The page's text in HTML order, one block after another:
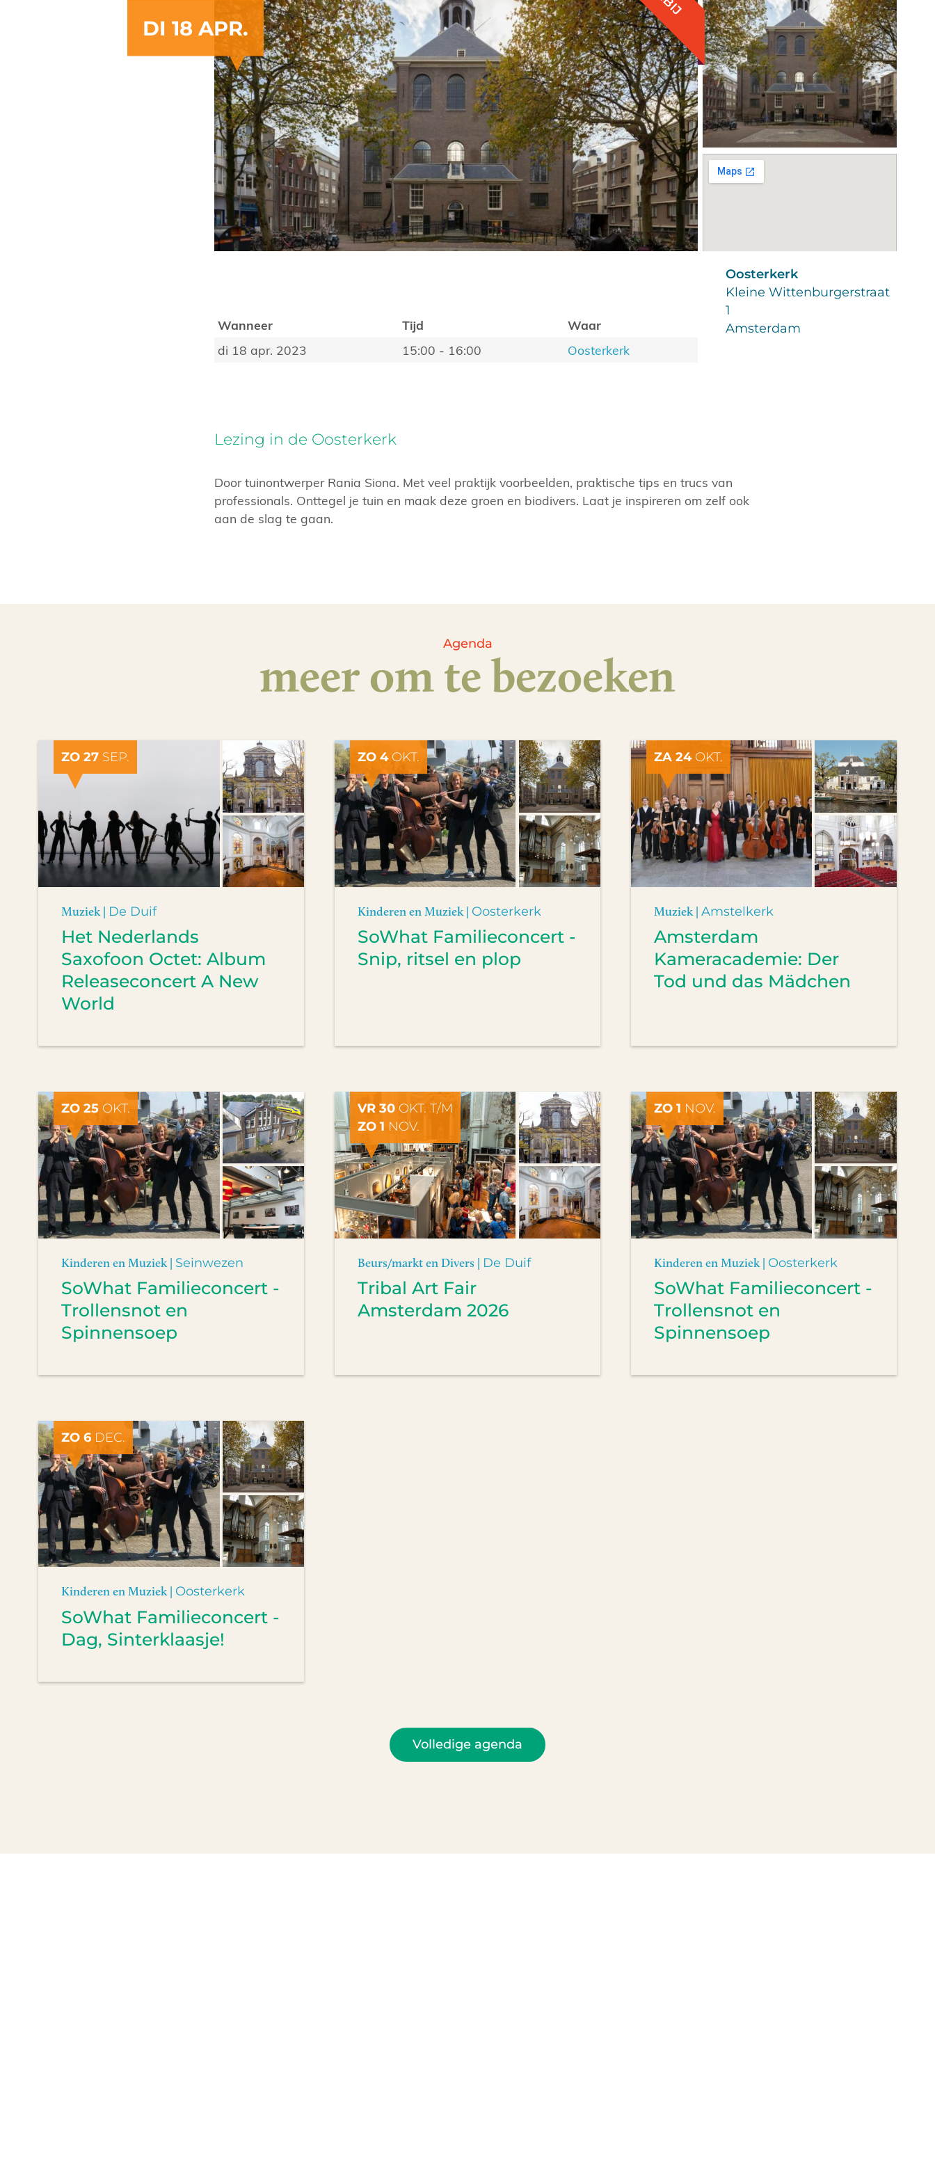
DI 18 APR.
Wanneer Tijd
Waar
di 18 apr. 2023
15:00 - 16:00 Oosterkerk
Oosterkerk
Kleine Wittenburgerstraat
1
Amsterdam
Lezing in de Oosterkerk
Door tuinontwerper Rania Siona. Met veel praktijk voorbeelden, praktische tips en trucs van
professionals. Onttegel je tuin en maak deze groen en biodivers. Laat je inspireren om zelf ook
aan de slag te gaan.
Agenda
meer om te bezoeken
ZO 27 SEP.
Muziek | De Duif
Het Nederlands
Saxofoon Octet: Album
Releaseconcert A New
World
ZO 4OKT.
Kinderen en Muziek | Oosterkerk
SoWhat Familieconcert -
Snip, ritsel en plop
ZA 24OKT.
Muziek | Amstelkerk
Amsterdam
Kameracademie: Der
Tod und das Mädchen
ZO 25 OKT.
Kinderen en Muziek | Seinwezen
SoWhat Familieconcert -
Trollensnot en
Spinnensoep
VR 30OKT. T/M
ZO 1 NOV.
Beurs/markt en Divers | De Duif
Tribal Art Fair
Amsterdam 2026
ZO 1 NOV.
Kinderen en Muziek | Oosterkerk
SoWhat Familieconcert -
Trollensnot en
Spinnensoep
ZO 6 DEC.
Kinderen en Muziek | Oosterkerk
SoWhat Familieconcert -
Dag, Sinterklaasje!
Volledige agenda